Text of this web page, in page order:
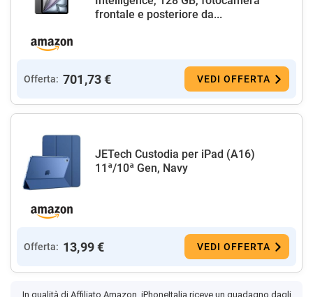
frontale e posteriore da...
Offerta: 701,73 € VEDI OFFERTA
JETech Custodia per iPad (A16)
11ª/10ª Gen, Navy
Offerta: 13,99 € VEDI OFFERTA
In qualità di Affiliato Amazon, iPhoneItalia riceve un guadagno dagli